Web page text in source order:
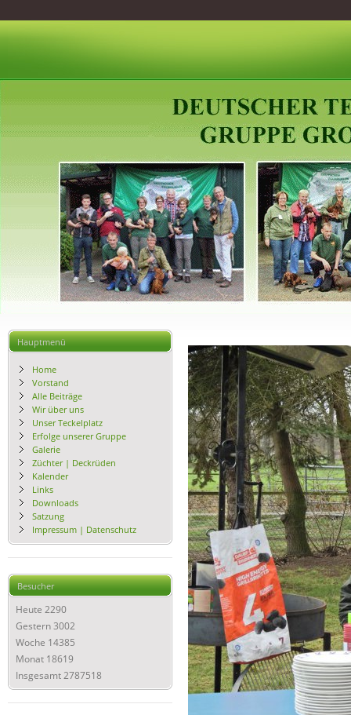
Hauptmenü
Home
Vorstand
Alle Beiträge
Wir über uns
Unser Teckelplatz
Erfolge unserer Gruppe
Galerie
Züchter | Deckrüden
Kalender
Links
Downloads
Satzung
Impressum | Datenschutz
Besucher
Heute 2290
Gestern3002
Woche 14385
Monat 18619
Insgesamt2787518